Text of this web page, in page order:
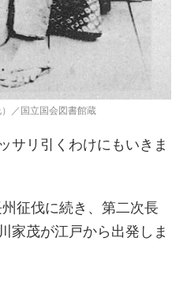
／国立国会図書館蔵
サリ引くわけにもいきま
征伐に続き、第二次長
家茂が江戸から出発しま